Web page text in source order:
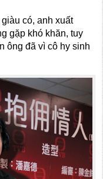
có, anh xuất
gặp khó khăn, tuy
ông đã vì cô hy sinh